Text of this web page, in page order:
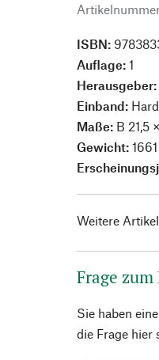
ISBN:
Auflage:1
Herausgeber:
Einband:
Maße: B 21,5
Gewicht:
Weitere
Frage
Sie haben
die Frage hier